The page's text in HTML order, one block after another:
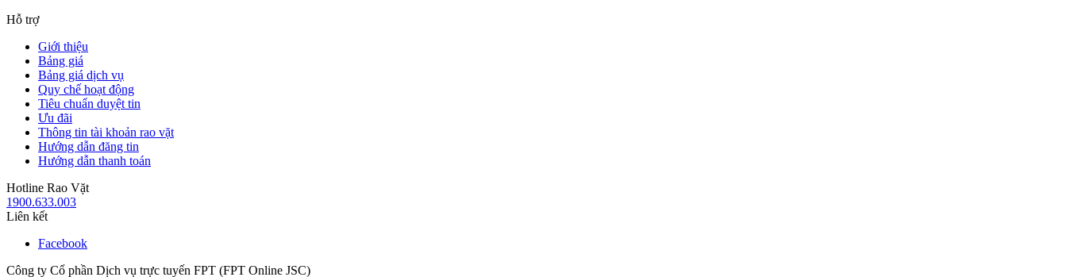
Hỗ trợ
Giới thiệu
Bảng giá
Bảng giá dịch vụ
Quy chế hoạt động
Tiêu chuẩn duyệt tin
Ưu đãi
Thông tin tài khoản rao vặt
Hướng dẫn đăng tin
Hướng dẫn thanh toán
Hotline Rao Vặt
1900.633.003
Liên kết
Facebook
Công ty Cổ phần Dịch vụ trực tuyến FPT (FPT Online JSC)